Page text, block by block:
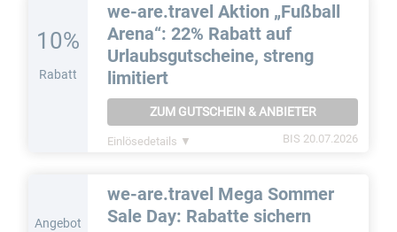
10%
Rabatt
we-are.travel Aktion „Fußball
Arena“: 22% Rabatt auf
Urlaubsgutscheine, streng
limitiert
ZUM GUTSCHEIN & ANBIETER
BIS 20.07.2026
Einlösedetails ▼
Angebot
we-are.travel Mega Sommer
Sale Day: Rabatte sichern